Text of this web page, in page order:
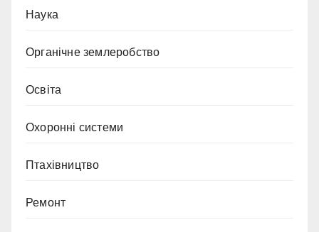
Наука
Органічне землеробство
Освіта
Охоронні системи
Птахівництво
Ремонт